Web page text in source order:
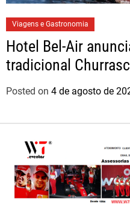
Viagens e Gastronomia
Hotel Bel-Air
tradicional
Posted on 4 de agosto de